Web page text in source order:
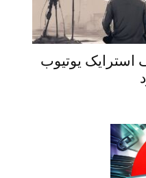
استرایک یوتیوب